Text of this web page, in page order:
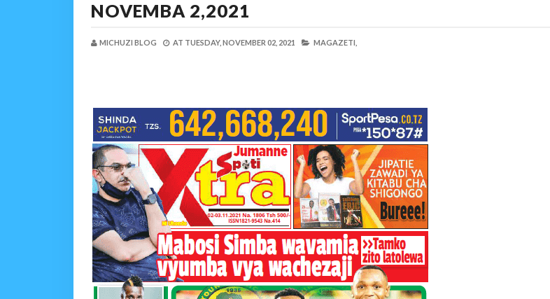
NOVEMBA 2,2021
MICHUZI BLOG AT TUESDAY, NOVEMBER 02, 2021 MAGAZETI,